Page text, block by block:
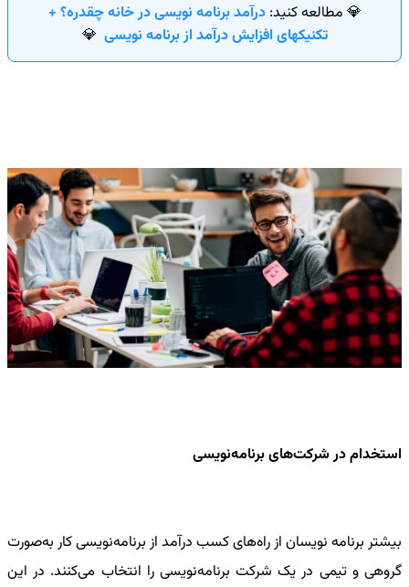
💎 مطالعه کنید:درآمد برنامه نویسی در خانه چقدره؟ +
تکنیکهای افزایش درآمد از برنامه نویسی 💎
استخدام در شرکت‌های برنامه‌نویسی
بیشتر برنامه نویسان ازراه‌های کسب درآمد از برنامه‌نویسیکار به‌صورت
گروهی و تیمی در یک شرکت برنامه‌نویسی را انتخاب می‌کنند. در این